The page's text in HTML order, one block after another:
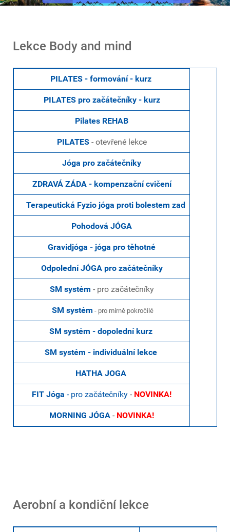
Lekce Body and mind
PILATES - formování - kurz
PILATES pro začátečníky - kurz
Pilates REHAB
PILATES- otevřené lekce
Jóga pro začátečníky
ZDRAVÁ ZÁDA - kompenzační cvičení
Terapeutická Fyzio jóga proti bolestem zad
Pohodová JÓGA
Gravidjóga - jóga pro těhotné
Odpolední JÓGA pro začátečníky
SM systém - pro začátečníky
SM systém - pro mírně pokročilé
SM systém - dopolední kurz
SM systém - individuální lekce
HATHA JOGA
FIT Jóga - pro začátečníky - NOVINKA!
MORNING JÓGA - NOVINKA!
Aerobní a kondiční lekce